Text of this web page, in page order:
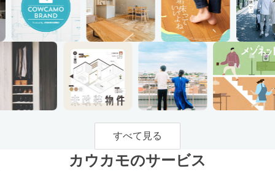
すべて見る
カウカモのサービス